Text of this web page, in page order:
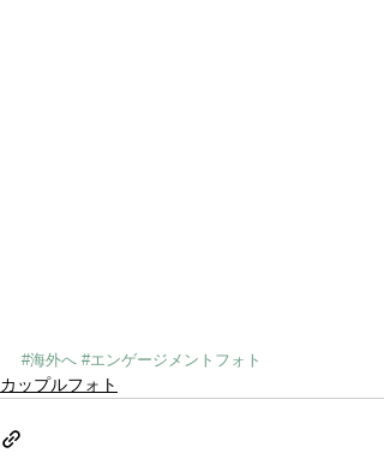
#海外へ #エンゲージメントフォト
カップルフォト